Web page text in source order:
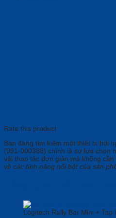
Rate this product
Bạn đang tìm kiếm một thiết bị hội
(991-000388) chính là sự lựa chọn
vài thao tác đơn giản mà không
về các tính năng nổi bật của sản
Logitech Rally Bar Mini +